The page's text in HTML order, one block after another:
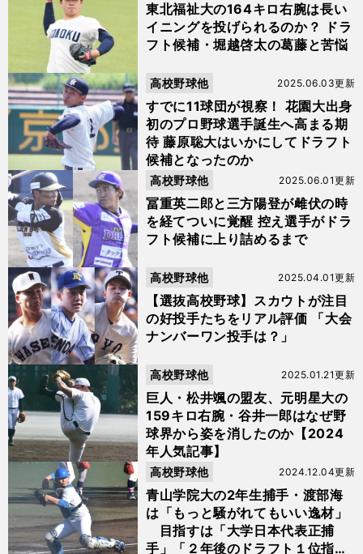
東北福祉大の164キロ右腕は長い
イニングを投げられるのか？ ドラ
フト候補・堀越啓太の葛藤と苦悩
すでに11球団が視察！ 花園大出身
初のプロ野球選手誕生へ高まる期
待 藤原聡大はいかにしてドラフト
候補となったのか
2025.06.03更新
高校野球他
冨重英二郎と三方陽登が雌伏の時
を経てついに覚醒 控え選手がドラ
フト候補に上り詰めるまで
2025.06.01更新
高校野球他
【選抜高校野球】スカウトが注目
の好投手たちをリアル評価 「大会
ナンバーワン投手は？」
2025.04.01更新
高校野球他
巨人・松井颯の盟友、元明星大の
159キロ右腕・谷井一郎はなぜ野
球界から姿を消したのか【2024
年人気記事】
2025.01.21更新
高校野球他
青山学院大の2年生捕手・渡部海
は「もっと騒がれてもいい逸材」
目指すは「大学日本代表正捕
手」「２年後のドラフト１位指
2024.12.04更新
高校野球他